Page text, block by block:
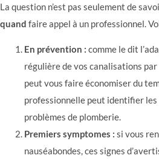
La question n’est pas seulement de
quand faire appel à un professionnel.
En prévention : comme le dit
régulière de vos canalisations
peut vous faire économiser du
professionnelle peut identifier les
problèmes de plomberie.
Premiers symptomes : si vous
nauséabondes, ces signes